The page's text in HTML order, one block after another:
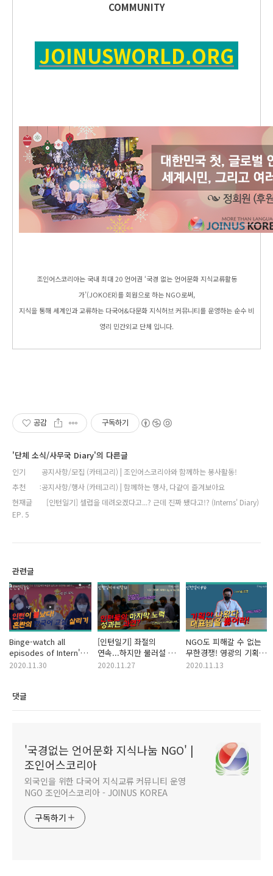
COMMUNITY
JOINUSWORLD.ORG
조인어스코리아는 국내 최대 20 언어권 ‘국경 없는 언어문화 지식교류활동
가’(JOKOER)를 회원으로 하는 NGO로써,
지식을 통해 세계인과 교류하는 다국어&다문화 지식허브 커뮤니티를 운영하는 순수 비
영리 민간외교 단체 입니다.
공감 구독하기
'단체 소식/사무국 Diary'의 다른글
인기
공지사항/모집 (카테고리) | 조인어스코리아와 함께하는 봉사활동!
추천
공지사항/행사 (카테고리) | 함께하는 행사, 다같이 즐겨보아요
현재글
[인턴일기] 셀럽을 데려오겠다고...? 근데 진짜 됐다고!? (Interns' Diary)
EP. 5
관련글
Binge-watch all
episodes of Intern's
Diary! 👀 인턴일기
2020.11.30
[인턴일기] 좌절의
연속...하지만 물러설 수
없지! (Interns' Diary)
2020.11.27
NGO도 피해갈 수 없는
무한경쟁! 영광의 기획안
채택 주인공은?
2020.11.13
댓글
'국경없는 언어문화 지식나눔 NGO' |
조인어스코리아
외국인을 위한 다국어 지식교류 커뮤니티 운영
NGO 조인어스코리아 - JOINUS KOREA
구독하기